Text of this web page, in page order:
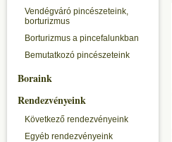
Vendégváró pincészeteink,
borturizmus
Borturizmus a pincefalunkban
Bemutatkozó pincészeteink
Boraink
Rendezvényeink
Következő rendezvényeink
Egyéb rendezvényeink